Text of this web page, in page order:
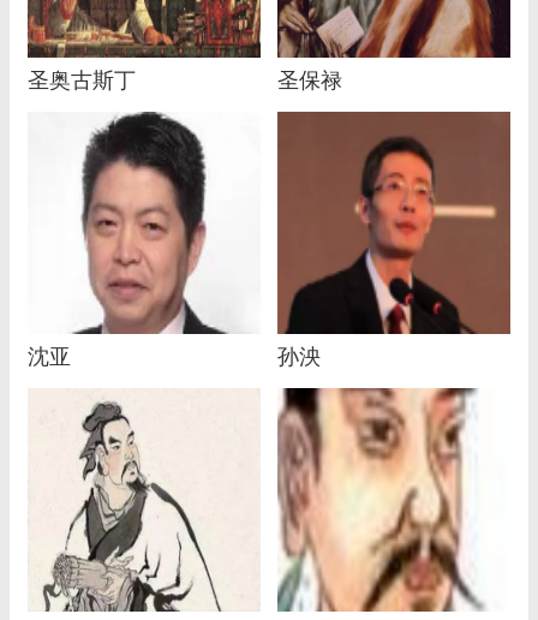
圣奥古斯丁 圣保禄
沈亚 孙泱